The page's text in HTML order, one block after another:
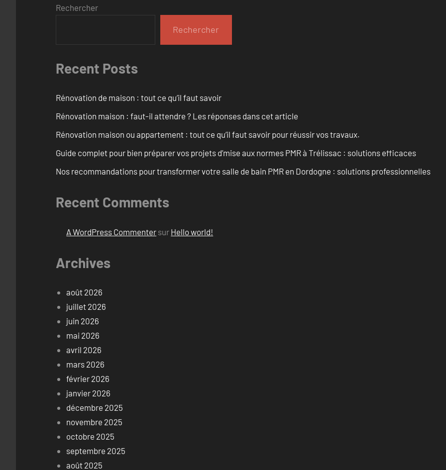
Rechercher
Rechercher
Recent Posts
Rénovation de maison : tout ce qu’il faut savoir
Rénovation maison : faut-il attendre ? Les réponses dans cet article
Rénovation maison ou appartement : tout ce qu’il faut savoir pour réussir vos travaux.
Guide complet pour bien préparer vos projets d’mise aux normes PMR à Trélissac : solutions efficaces
Nos recommandations pour transformer votre salle de bain PMR en Dordogne : solutions professionnelles
Recent Comments
A WordPress Commenter sur Hello world!
Archives
août 2026
juillet 2026
juin 2026
mai 2026
avril 2026
mars 2026
février 2026
janvier 2026
décembre 2025
novembre 2025
octobre 2025
septembre 2025
août 2025